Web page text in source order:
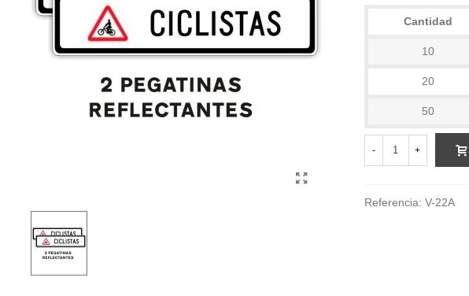
Cantidad
10
20
50
- +
Referencia: V-22A